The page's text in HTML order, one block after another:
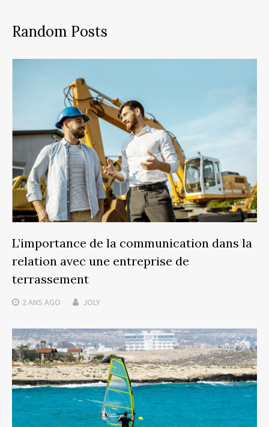
Random Posts
L’importance de la communication dans la
relation avec une entreprise de
terrassement
2 ANS AGO JOLY